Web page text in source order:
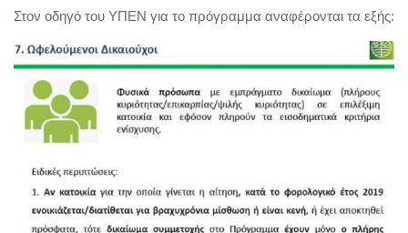
Στον οδηγό του ΥΠΕΝ για το πρόγραμμα αναφέρονται τα εξής: